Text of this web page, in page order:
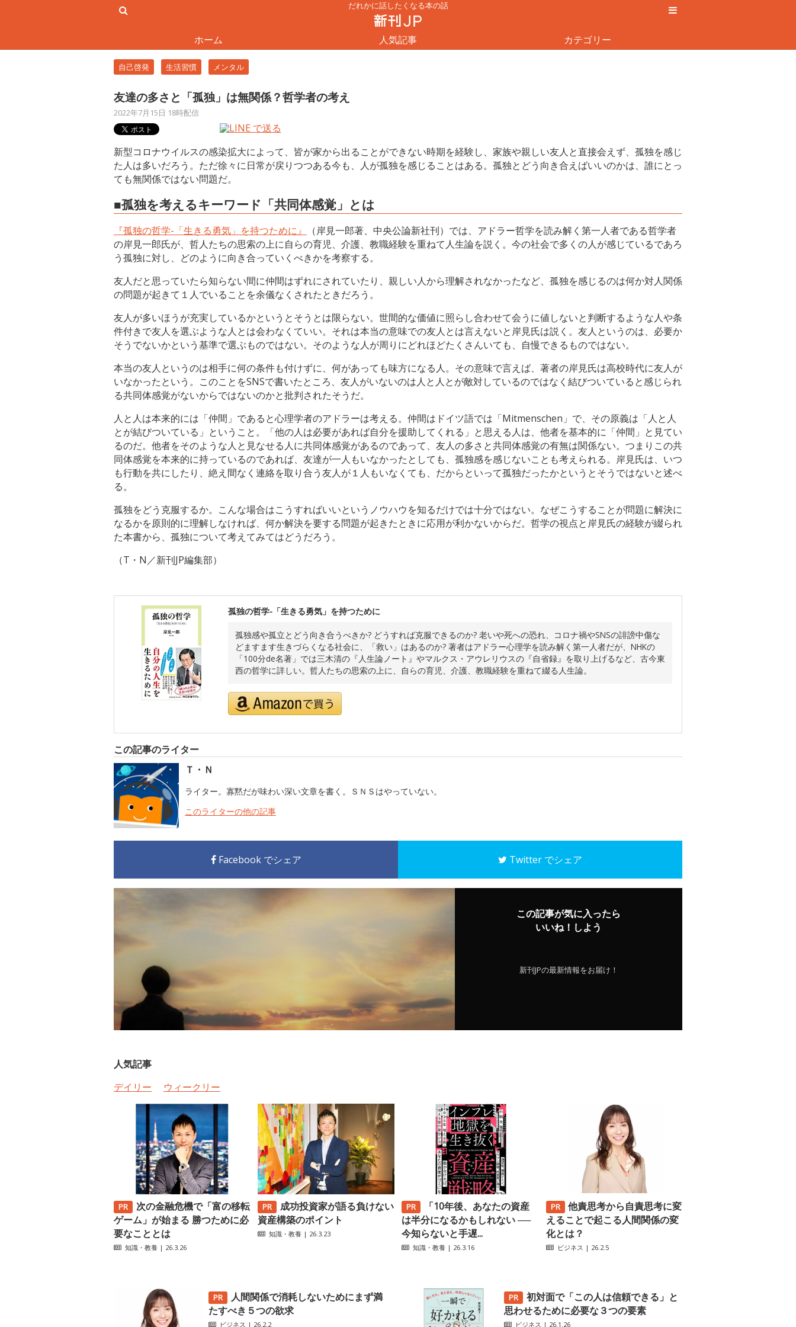
だれかに話したくなる本の話
ホーム 人気記事 カテゴリー
自己啓発 生活習慣 メンタル
友達の多さと「孤独」は無関係？哲学者の考え
2022年7月15日 18時配信
新型コロナウイルスの感染拡大によって、皆が家から出ることができない時期を経験し、家族や親しい友人と直接会えず、孤独を感じ
た人は多いだろう。ただ徐々に日常が戻りつつある今も、人が孤独を感じることはある。孤独とどう向き合えばいいのかは、誰にとっ
ても無関係ではない問題だ。
■孤独を考えるキーワード「共同体感覚」とは
『孤独の哲学-「生きる勇気」を持つために』
（岸見一郎著、中央公論新社刊）では、アドラー哲学を読み解く第一人者である哲学者
の岸見一郎氏が、哲人たちの思索の上に自らの育児、介護、教職経験を重ねて人生論を説く。今の社会で多くの人が感じているであろ
う孤独に対し、どのように向き合っていくべきかを考察する。
友人だと思っていたら知らない間に仲間はずれにされていたり、親しい人から理解されなかったなど、孤独を感じるのは何か対人関係
の問題が起きて１人でいることを余儀なくされたときだろう。
友人が多いほうが充実しているかというとそうとは限らない。世間的な価値に照らし合わせて会うに値しないと判断するような人や条
件付きで友人を選ぶような人とは会わなくていい。それは本当の意味での友人とは言えないと岸見氏は説く。友人というのは、必要か
そうでないかという基準で選ぶものではない。そのような人が周りにどれほどたくさんいても、自慢できるものではない。
本当の友人というのは相手に何の条件も付けずに、何があっても味方になる人。その意味で言えば、著者の岸見氏は高校時代に友人が
いなかったという。このことをSNSで書いたところ、友人がいないのは人と人とが敵対しているのではなく結びついていると感じられ
る共同体感覚がないからではないのかと批判されたそうだ。
人と人は本来的には「仲間」であると心理学者のアドラーは考える。仲間はドイツ語では「Mitmenschen」で、その原義は「人と人
とが結びついている」ということ。「他の人は必要があれば自分を援助してくれる」と思える人は、他者を基本的に「仲間」と見てい
るのだ。他者をそのような人と見なせる人に共同体感覚があるのであって、友人の多さと共同体感覚の有無は関係ない。つまりこの共
同体感覚を本来的に持っているのであれば、友達が一人もいなかったとしても、孤独感を感じないことも考えられる。岸見氏は、いつ
も行動を共にしたり、絶え間なく連絡を取り合う友人が１人もいなくても、だからといって孤独だったかというとそうではないと述べ
る。
孤独をどう克服するか。こんな場合はこうすればいいというノウハウを知るだけでは十分ではない。なぜこうすることが問題に解決に
なるかを原則的に理解しなければ、何か解決を要する問題が起きたときに応用が利かないからだ。哲学の視点と岸見氏の経験が綴られ
た本書から、孤独について考えてみてはどうだろう。
（T・N／新刊JP編集部）
孤独の哲学-「生きる勇気」を持つために
孤独感や孤立とどう向き合うべきか? どうすれば克服できるのか? 老いや死への恐れ、コロナ禍やSNSの誹謗中傷な
どますます生きづらくなる社会に、「救い」はあるのか? 著者はアドラー心理学を読み解く第一人者だが、NHKの
「100分de名著」では三木清の『人生論ノート』やマルクス・アウレリウスの『自省録』を取り上げるなど、古今東
西の哲学に詳しい。哲人たちの思索の上に、自らの育児、介護、教職経験を重ねて綴る人生論。
この記事のライター
Ｔ・Ｎ
ライター。寡黙だが味わい深い文章を書く。ＳＮＳはやっていない。
このライターの他の記事
Facebook でシェア Twitter でシェア
この記事が気に入ったら
いいね！しよう
新刊JPの最新情報をお届け！
人気記事
デイリー
ウィークリー
次の金融危機で「富の移転
ゲーム」が始まる 勝つために必
要なこととは
知識・教養 | 26.3.26
成功投資家が語る負けない
資産構築のポイント
知識・教養 | 26.3.23
「10年後、あなたの資産
は半分になるかもしれない ──
今知らないと手遅...
知識・教養 | 26.3.16
他責思考から自責思考に変
えることで起こる人間関係の変
化とは？
ビジネス | 26.2.5
人間関係で消耗しないためにまず満
たすべき５つの欲求
ビジネス | 26.2.2
初対面で「この人は信頼できる」と
思わせるために必要な３つの要素
ビジネス | 26.1.26